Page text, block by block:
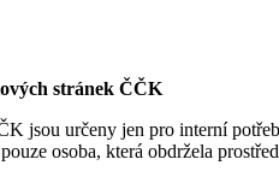
stránek ČČK
jsou určeny jen pro interní
osoba, která obdržela